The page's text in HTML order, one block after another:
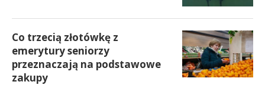
Co trzecią złotówkę z
emerytury seniorzy
przeznaczają na podstawowe
zakupy